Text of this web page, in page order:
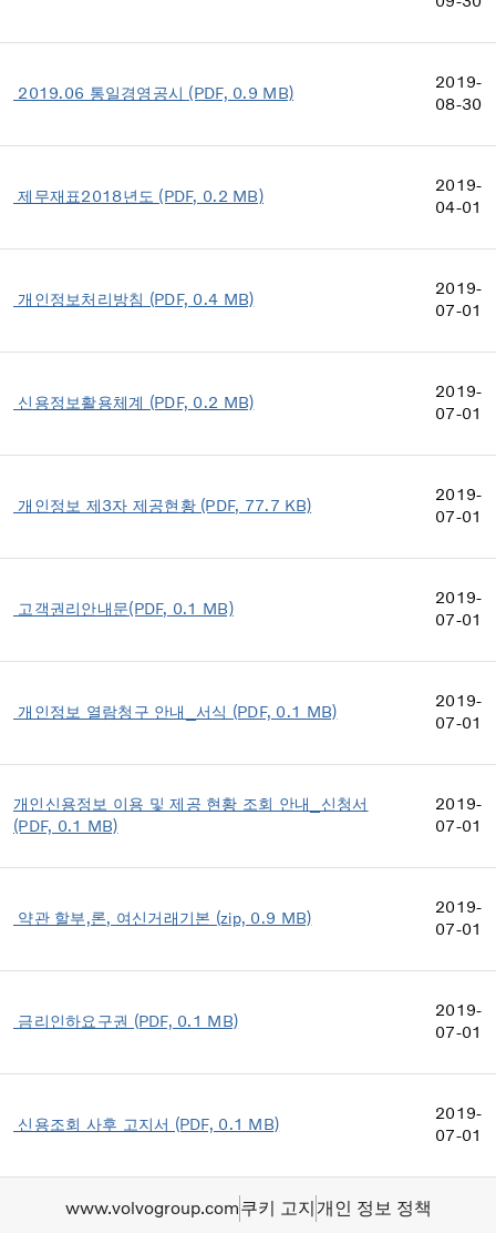
2019.06 통일경영공시 (PDF, 0.9 MB)
2019-
08-30
제무재표2018년도 (PDF, 0.2 MB)
2019-
04-01
개인정보처리방침 (PDF, 0.4 MB)
2019-
07-01
신용정보활용체계 (PDF, 0.2 MB)
2019-
07-01
개인정보 제3자 제공현황 (PDF, 77.7 KB)
2019-
07-01
고객권리안내문(PDF, 0.1 MB)
2019-
07-01
개인정보 열람청구 안내_서식 (PDF, 0.1 MB)
2019-
07-01
개인신용정보 이용 및 제공 현황 조회 안내_신청서
(PDF, 0.1 MB)
2019-
07-01
약관 할부,론, 여신거래기본 (zip, 0.9 MB)
2019-
07-01
금리인하요구권 (PDF, 0.1 MB)
2019-
07-01
신용조회 사후 고지서 (PDF, 0.1 MB)
2019-
07-01
www.volvogroup.com쿠키 고지​ 개인 정보 정책​